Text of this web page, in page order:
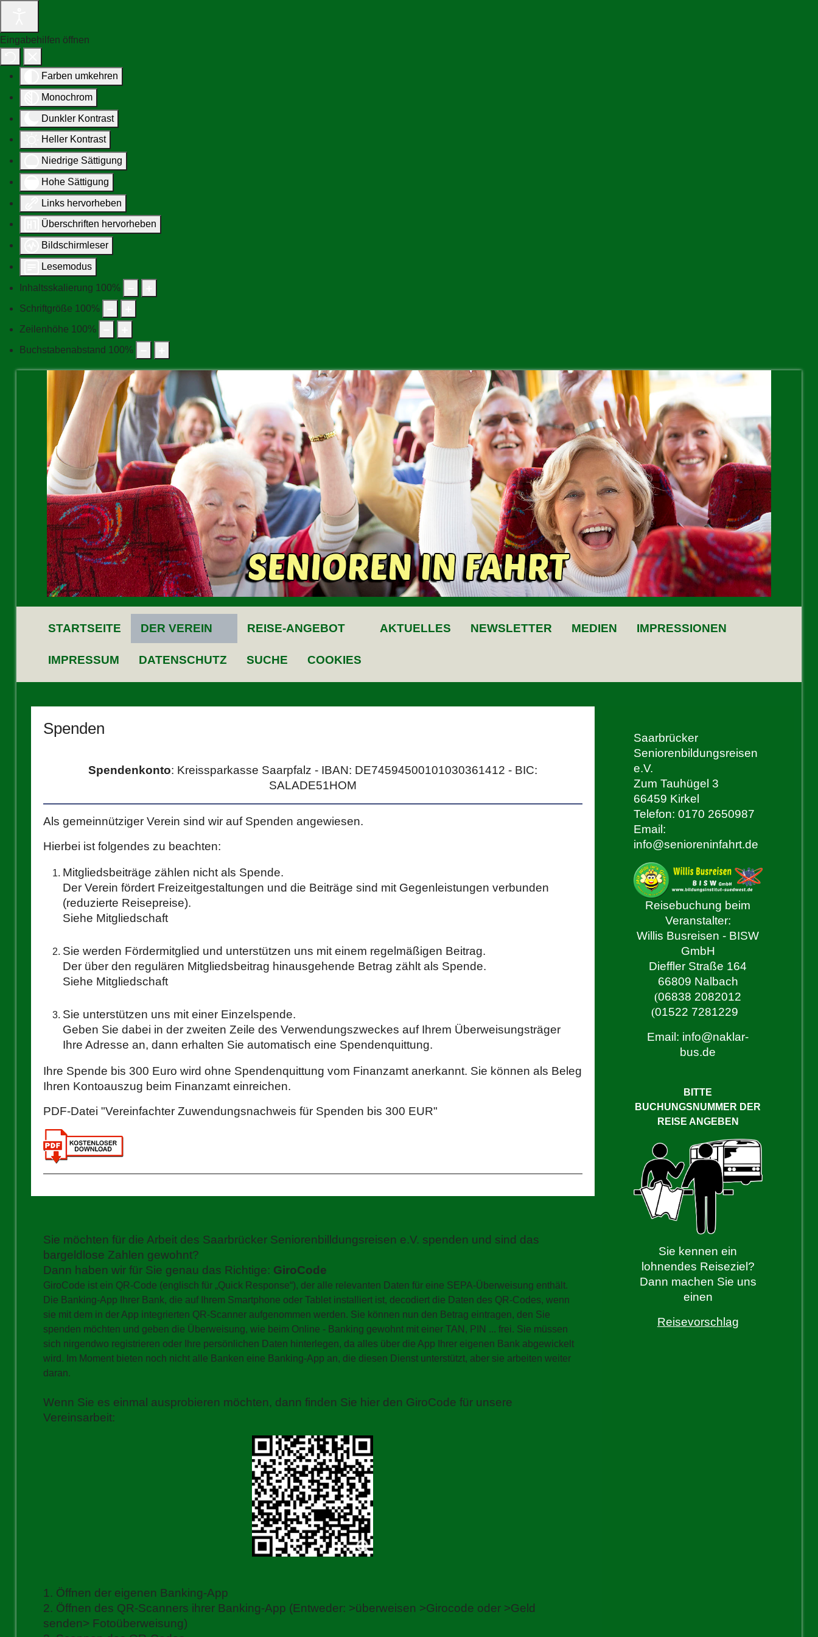
Eingabehilfen öffnen
Farben umkehren
Monochrom
Dunkler Kontrast
Heller Kontrast
Niedrige Sättigung
Hohe Sättigung
Links hervorheben
Überschriften hervorheben
Bildschirmleser
Lesemodus
Inhaltsskalierung 100%
Schriftgröße 100%
Zeilenhöhe 100%
Buchstabenabstand 100%
STARTSEITE DER VEREIN REISE-ANGEBOT AKTUELLES NEWSLETTER MEDIEN IMPRESSIONEN
IMPRESSUM DATENSCHUTZ SUCHE COOKIES
Spenden
Spendenkonto: Kreissparkasse Saarpfalz - IBAN: DE74594500101030361412 - BIC:
SALADE51HOM
Als gemeinnütziger Verein sind wir auf Spenden angewiesen.
Hierbei ist folgendes zu beachten:
Mitgliedsbeiträge zählen nicht als Spende.
Der Verein fördert Freizeitgestaltungen und die Beiträge sind mit Gegenleistungen verbunden
(reduzierte Reisepreise).
Siehe Mitgliedschaft
Sie werden Fördermitglied und unterstützen uns mit einem regelmäßigen Beitrag.
Der über den regulären Mitgliedsbeitrag hinausgehende Betrag zählt als Spende.
Siehe Mitgliedschaft
Sie unterstützen uns mit einer Einzelspende.
Geben Sie dabei in der zweiten Zeile des Verwendungszweckes auf Ihrem Überweisungsträger
Ihre Adresse an, dann erhalten Sie automatisch eine Spendenquittung.
Ihre Spende bis 300 Euro wird ohne Spendenquittung vom Finanzamt anerkannt. Sie können als Beleg
Ihren Kontoauszug beim Finanzamt einreichen.
PDF-Datei "Vereinfachter Zuwendungsnachweis für Spenden bis 300 EUR"
Sie möchten für die Arbeit des Saarbrücker Seniorenbilldungsreisen e.V. spenden und sind das
bargeldlose Zahlen gewohnt?
Dann haben wir für Sie genau das Richtige: GiroCode
GiroCode ist ein QR-Code (englisch für „Quick Response“), der alle relevanten Daten für eine SEPA-Überweisung enthält.
Die Banking-App Ihrer Bank, die auf Ihrem Smartphone oder Tablet installiert ist, decodiert die Daten des QR-Codes, wenn
sie mit dem in der App integrierten QR-Scanner aufgenommen werden. Sie können nun den Betrag eintragen, den Sie
spenden möchten und geben die Überweisung, wie beim Online - Banking gewohnt mit einer TAN, PIN ... frei. Sie müssen
sich nirgendwo registrieren oder Ihre persönlichen Daten hinterlegen, da alles über die App Ihrer eigenen Bank abgewickelt
wird. Im Moment bieten noch nicht alle Banken eine Banking-App an, die diesen Dienst unterstützt, aber sie arbeiten weiter
daran.
Wenn Sie es einmal ausprobieren möchten, dann finden Sie hier den GiroCode für unsere
Vereinsarbeit:
1. Öffnen der eigenen Banking-App
2. Öffnen des QR-Scanners ihrer Banking-App (Entweder: >überweisen >Girocode oder >Geld
senden> Fotoüberweisung)
Saarbrücker
Seniorenbildungsreisen
e.V.
Zum Tauhügel 3
66459 Kirkel
Telefon: 0170 2650987
Email:
info@senioreninfahrt.de
Reisebuchung beim
Veranstalter:
Willis Busreisen - BISW
GmbH
Dieffler Straße 164
66809 Nalbach
(06838 2082012
(01522 7281229
Email: info@naklar-
bus.de
BITTE
BUCHUNGSNUMMER DER
REISE ANGEBEN
Sie kennen ein
lohnendes Reiseziel?
Dann machen Sie uns
einen
Reisevorschlag